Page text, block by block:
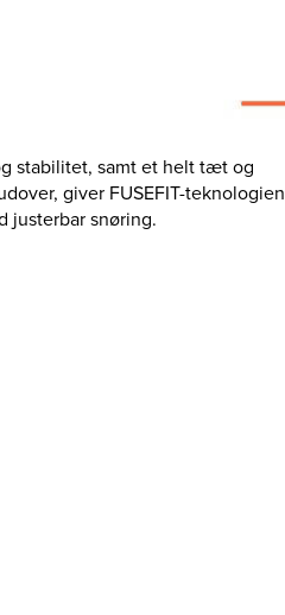
stabilitet, samt et helt tæt og
giver FUSEFIT-teknologien
justerbar snøring.